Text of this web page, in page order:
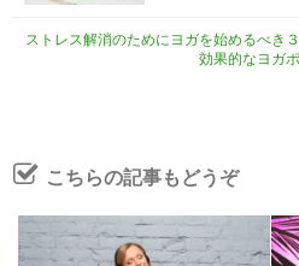
ストレス解消のためにヨガを始めるべき
効果的なヨガ
こちらの記事もどうぞ